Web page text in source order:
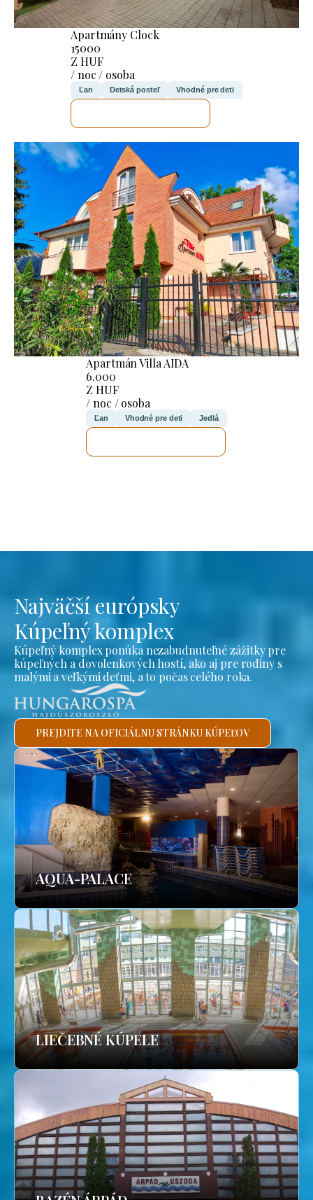
Apartmány Clock
15000
Z HUF
/ noc / osoba
Ľan Detská posteľ Vhodné pre deti
Apartmán Villa AIDA
6.000
Z HUF
/ noc / osoba
Ľan Vhodné pre deti Jedlá
Najväčší európsky
Kúpeľný komplex
Kúpeľný komplex ponúka nezabudnuteľné zážitky pre
kúpeľných a dovolenkových hostí, ako aj pre rodiny s
malými a veľkými deťmi, a to počas celého roka.
PREJDITE NA OFICIÁLNU STRÁNKU KÚPEĽOV
AQUA-PALACE
LIEČEBNÉ KÚPELE